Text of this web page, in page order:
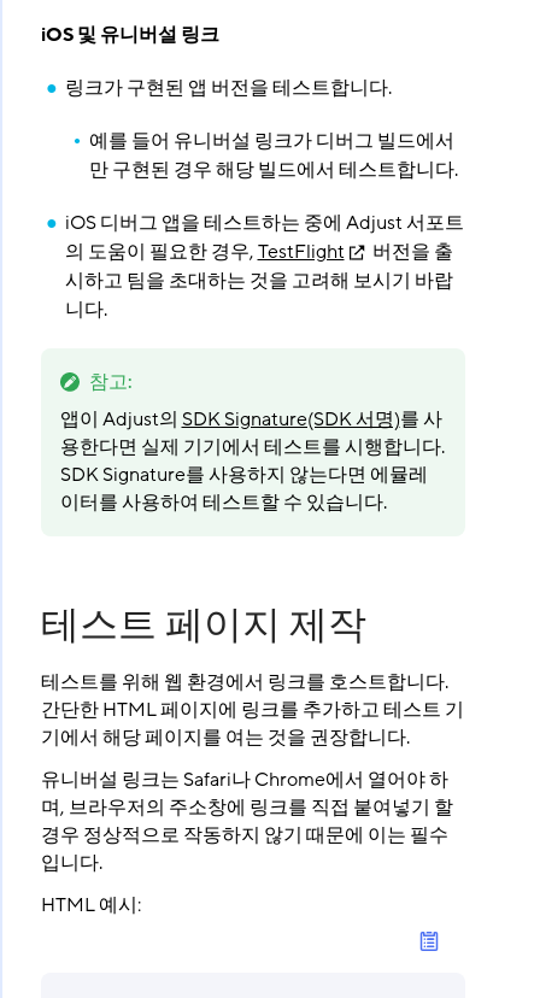
iOS 및 유니버설 링크
링크가 구현된 앱 버전을 테스트합니다.
예를 들어 유니버설 링크가 디버그 빌드에서
만 구현된 경우 해당 빌드에서 테스트합니다.
iOS 디버그 앱을 테스트하는 중에 Adjust 서포트
의 도움이 필요한 경우,TestFlight
버전을 출
시하고 팀을 초대하는 것을 고려해 보시기 바랍
니다.
참고:
앱이 Adjust의 SDK Signature(SDK 서명)를 사
용한다면 실제 기기에서 테스트를 시행합니다.
SDK Signature를 사용하지 않는다면 에뮬레
이터를 사용하여 테스트할 수 있습니다.
테스트 페이지 제작
테스트를 위해 웹 환경에서 링크를 호스트합니다.
간단한 HTML 페이지에 링크를 추가하고 테스트 기
기에서 해당 페이지를 여는 것을 권장합니다.
유니버설 링크는 Safari나 Chrome에서 열어야 하
며, 브라우저의 주소창에 링크를 직접 붙여넣기 할
경우 정상적으로 작동하지 않기 때문에 이는 필수
입니다.
HTML 예시: